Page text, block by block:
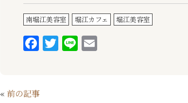
南堀江美容室 堀江カフェ 堀江美容室
F
e
T Li
« 前の記事